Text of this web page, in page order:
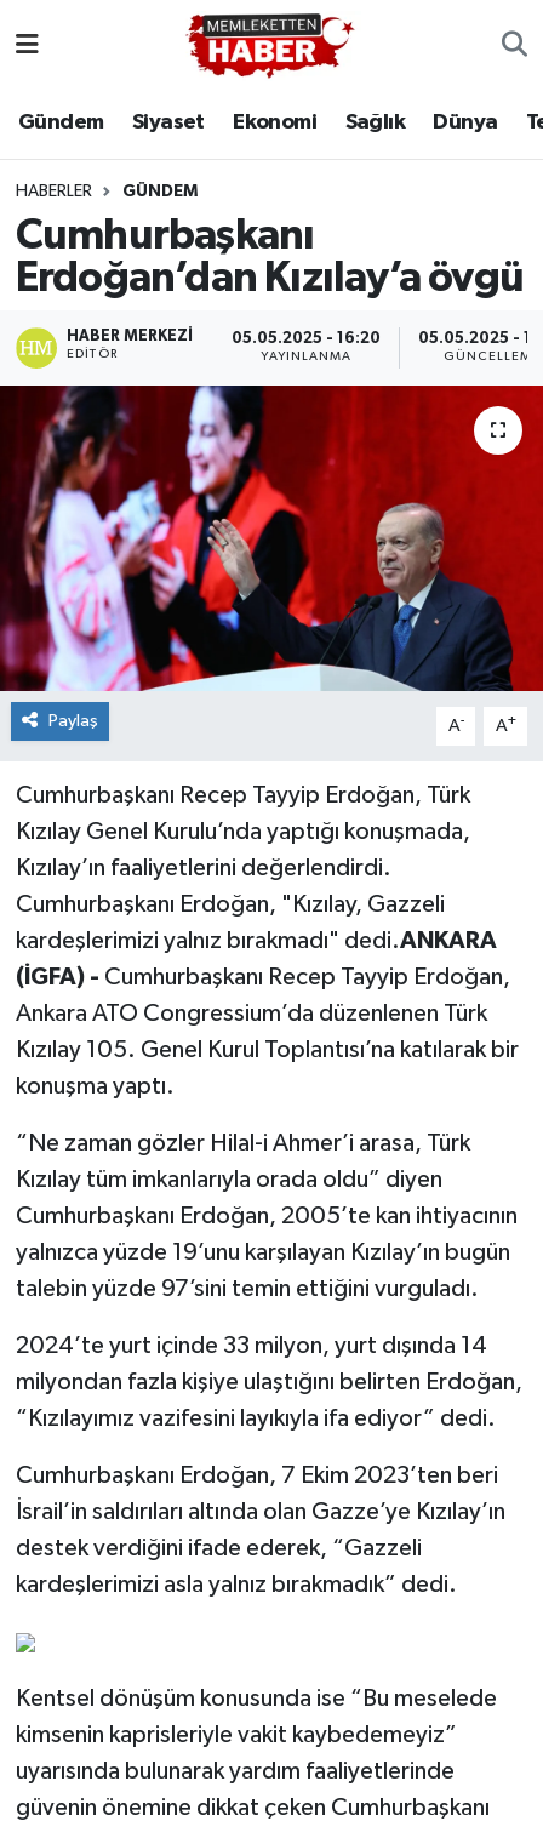
Gündem Siyaset Ekonomi Sağlık Dünya
HABERLER GÜNDEM
Cumhurbaşkanı
Erdoğan’dan Kızılay’a övgü
HABER MERKEZI
EDITÖR
05.05.2025 - 16:20
YAYINLANMA
05.05.2025 -
GÜNCELLEME
Paylaş A- A+
Cumhurbaşkanı Recep Tayyip Erdoğan, Türk
Kızılay Genel Kurulu’nda yaptığı konuşmada,
Kızılay’ın faaliyetlerini değerlendirdi.
Cumhurbaşkanı Erdoğan, "Kızılay, Gazzeli
kardeşlerimizi yalnız bırakmadı" dedi.ANKARA
(İGFA) - Cumhurbaşkanı Recep Tayyip Erdoğan,
Ankara ATO Congressium’da düzenlenen Türk
Kızılay 105. Genel Kurul Toplantısı’na katılarak bir
konuşma yaptı.
“Ne zaman gözler Hilal-i Ahmer’i arasa, Türk
Kızılay tüm imkanlarıyla orada oldu” diyen
Cumhurbaşkanı Erdoğan, 2005’te kan ihtiyacının
yalnızca yüzde 19’unu karşılayan Kızılay’ın bugün
talebin yüzde 97’sini temin ettiğini vurguladı.
2024’te yurt içinde 33 milyon, yurt dışında 14
milyondan fazla kişiye ulaştığını belirten Erdoğan,
“Kızılayımız vazifesini layıkıyla ifa ediyor” dedi.
Cumhurbaşkanı Erdoğan, 7 Ekim 2023’ten beri
İsrail’in saldırıları altında olan Gazze’ye Kızılay’ın
destek verdiğini ifade ederek, “Gazzeli
kardeşlerimizi asla yalnız bırakmadık” dedi.
Kentsel dönüşüm konusunda ise “Bu meselede
kimsenin kaprisleriyle vakit kaybedemeyiz”
uyarısında bulunarak yardım faaliyetlerinde
güvenin önemine dikkat çeken Cumhurbaşkanı